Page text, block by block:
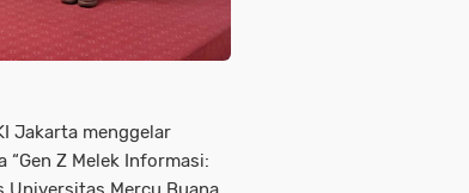
Jakarta menggelar
Z Melek Informasi: